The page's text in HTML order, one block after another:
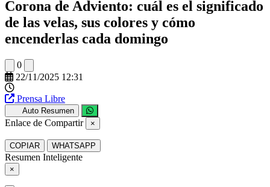
Corona de Adviento: cuál es el significado
de las velas, sus colores y cómo
encenderlas cada domingo
0
22/11/2025 12:31
Prensa Libre
Auto Resumen
Enlace de Compartir ×
COPIAR WHATSAPP
Resumen Inteligente
×